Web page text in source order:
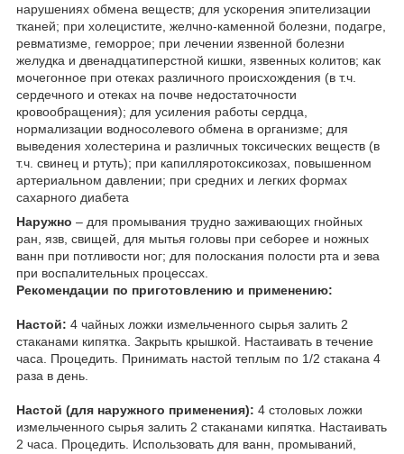
нарушениях обмена веществ; для ускорения эпителизации
тканей; при холецистите, желчно-каменной болезни, подагре,
ревматизме, геморрое; при лечении язвенной болезни
желудка и двенадцатиперстной кишки, язвенных колитов; как
мочегонное при отеках различного происхождения (в т.ч.
сердечного и отеках на почве недостаточности
кровообращения); для усиления работы сердца,
нормализации водносолевого обмена в организме; для
выведения холестерина и различных токсических веществ (в
т.ч. свинец и ртуть); при капилляротоксикозах, повышенном
артериальном давлении; при средних и легких формах
сахарного диабета
Наружно – для промывания трудно заживающих гнойных
ран, язв, свищей, для мытья головы при себорее и ножных
ванн при потливости ног; для полоскания полости рта и зева
при воспалительных процессах.
Рекомендации по приготовлению и применению:
Настой: 4 чайных ложки измельченного сырья залить 2
стаканами кипятка. Закрыть крышкой. Настаивать в течение
часа. Процедить. Принимать настой теплым по 1/2 стакана 4
раза в день.
Настой (для наружного применения): 4 столовых ложки
измельченного сырья залить 2 стаканами кипятка. Настаивать
2 часа. Процедить. Использовать для ванн, промываний,